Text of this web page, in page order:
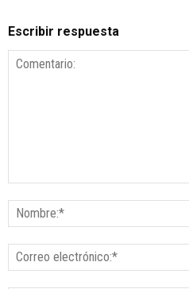
Escribir respuesta